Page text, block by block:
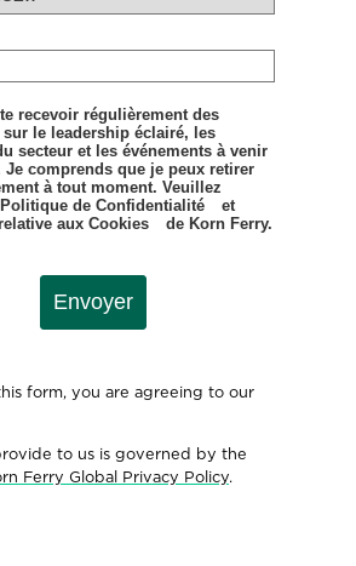
recevoir régulièrement des
le leadership éclairé, les
secteur et les événements à venir
Je comprends que je peux retirer
à tout moment. Veuillez
Politique de Confidentialité
et
aux Cookies de Korn Ferry.
Envoyer
form, you are agreeing to our
to us is governed by the
Ferry Global Privacy Policy.